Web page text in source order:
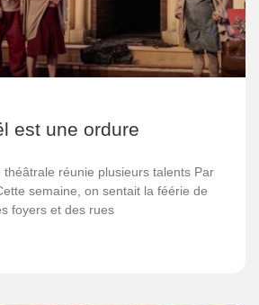
est une ordure
réunie plusieurs talents Par
semaine, on sentait la féérie de
foyers et des rues